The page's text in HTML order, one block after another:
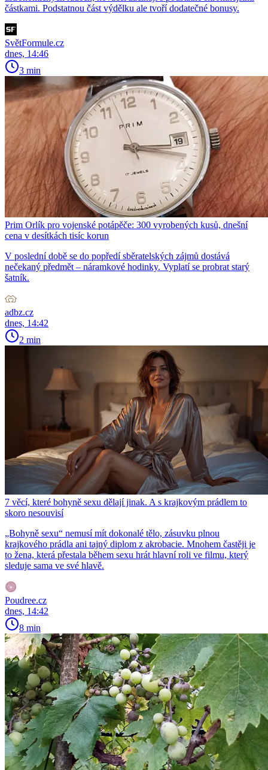
částkami. Podstatnou část výdělku ale tvoří dodatečné bonusy.
SvětFormule.cz
dnes, 14:46
3 min
Prim Orlík pro vojenské potápěče: 300 vyrobených kusů, dnešní
cena v desítkách tisíc korun
V poslední době se do popředí sběratelských zájmů dostává
nečekaný předmět – náramkové hodinky. Vyplatí se probrat starý
šatník.
adbz.cz
dnes, 14:42
2 min
7 věcí, které bohyně sexu dělají jinak. A s krajkovým prádlem to
skoro nesouvisí
„Bohyně sexu“ nemusí mít dokonalé tělo, zásuvku plnou
krajkového prádla ani tajný diplom z akrobacie. Mnohem častěji je
to žena, která přestala během sexu hrát hlavní roli ve filmu, který
sleduje sama ve své hlavě.
Poudree.cz
dnes, 14:42
8 min